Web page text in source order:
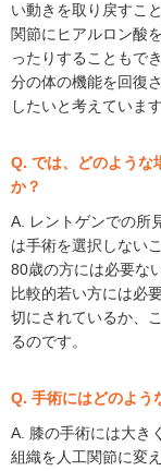
い動きを取り戻すこ
関節にヒアルロン酸
ったりすることもで
分の体の機能を回復
したいと考えています
Q. では、どのような
か？
A. レントゲンでの所
は手術を選択しない
80歳の方には必要な
比較的若い方には必
切にされているか、
るのです。
Q. 手術にはどのよう
A. 膝の手術には大き
組織を人工関節に変